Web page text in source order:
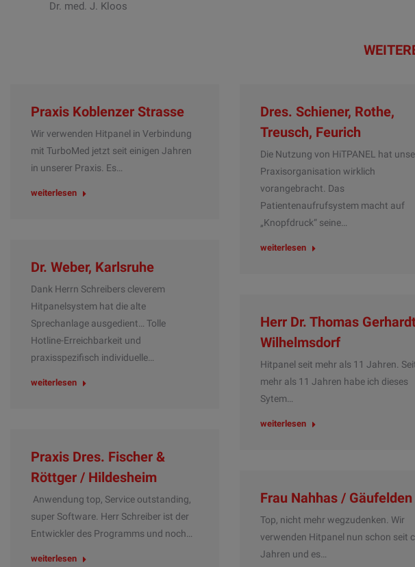
Dr. med. J. Kloos
Praxis Koblenzer Strasse
Wir verwenden Hitpanel in Verbindung
mit TurboMed jetzt seit einigen Jahren
in unserer Praxis. Es…
weiterlesen
Dres. Schiener, Rothe,
Treusch, Feurich
Die Nutzung von HiTPANEL hat
Praxisorganisation wirklich
vorangebracht. Das
Patientenaufrufsystem macht auf
„Knopfdruck“ seine…
weiterlesen
Dr. Weber, Karlsruhe
Dank Herrn Schreibers cleverem
Hitpanelsystem hat die alte
Sprechanlage ausgedient… Tolle
Hotline-Erreichbarkeit und
praxisspezifisch individuelle…
weiterlesen
Herr Dr. Thomas
Wilhelmsdorf
Hitpanel seit mehr als 11 Jahren.
mehr als 11 Jahren habe ich dieses
Sytem…
weiterlesen
Praxis Dres. Fischer &
Röttger / Hildesheim
Anwendung top, Service outstanding,
super Software. Herr Schreiber ist der
Entwickler des Programms und noch…
weiterlesen
Frau Nahhas / Gäufelden
Top, nicht mehr wegzudenken. Wir
verwenden Hitpanel nun schon seit
Jahren und es…